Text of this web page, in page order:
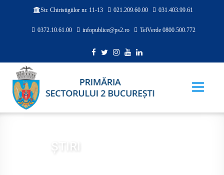
Str. Chiristigiilor nr. 11-13 021.209.60.00 031.403.99.61
0372.10.61.00 infopublice@ps2.ro TelVerde 0800.500.772
ȘTIRI